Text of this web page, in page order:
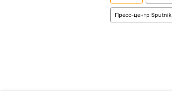
Пресс-центр Sputnik